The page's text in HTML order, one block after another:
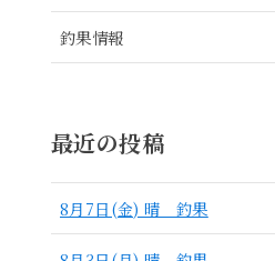
釣果情報
最近の投稿
8月7日(金) 晴 釣果